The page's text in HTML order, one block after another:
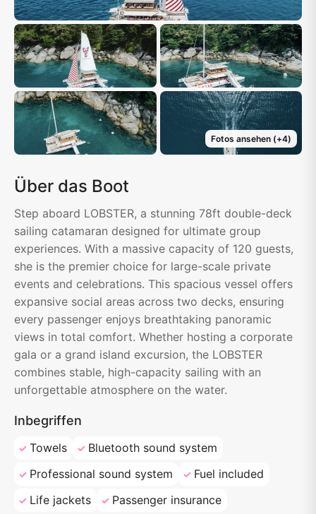
Fotos ansehen(+4)
Über das Boot
Step aboard LOBSTER, a stunning 78ft double-deck
sailing catamaran designed for ultimate group
experiences. With a massive capacity of 120 guests,
she is the premier choice for large-scale private
events and celebrations. This spacious vessel offers
expansive social areas across two decks, ensuring
every passenger enjoys breathtaking panoramic
views in total comfort. Whether hosting a corporate
gala or a grand island excursion, the LOBSTER
combines stable, high-capacity sailing with an
unforgettable atmosphere on the water.
Inbegriffen
Towels
Bluetooth sound system
Professional sound system
Fuel included
Life jackets
Passenger insurance